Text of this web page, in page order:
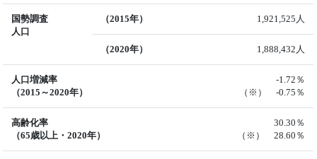
国勢調査
人口
（2015年） 1,921,525人
（2020年） 1,888,432人
人口増減率
（2015～2020年）
-1.72％
（※） -0.75％
高齢化率
（65歳以上・2020年）
30.30％
（※） 28.60％